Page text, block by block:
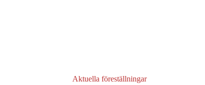
Aktuella föreställningar